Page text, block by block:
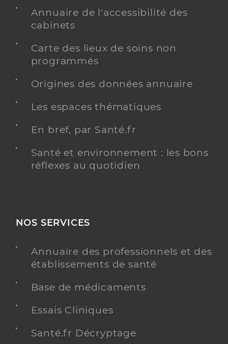
Annuaire de l'accessibilité des
cabinets
Carte des lieux de soins non
programmés
Origines des données annuaire
Les espaces thématiques
En bref, par Santé.fr
Santé et environnement : les bons
réflexes au quotidien
NOS SERVICES
Annuaire des professionnels et des
établissements de santé
Base de médicaments
Essais Cliniques
Santé.fr Décryptage